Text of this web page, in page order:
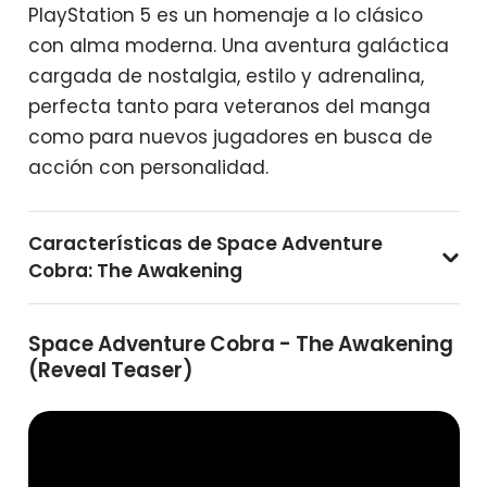
PlayStation 5 es un homenaje a lo clásico
con alma moderna. Una aventura galáctica
cargada de nostalgia, estilo y adrenalina,
perfecta tanto para veteranos del manga
como para nuevos jugadores en busca de
acción con personalidad.
Características de Space Adventure
Cobra: The Awakening
Space Adventure Cobra - The Awakening
(Reveal Teaser)